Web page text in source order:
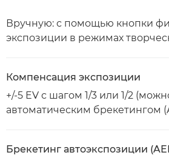
Вручную: с помощью кнопки
экспозиции в режимах
Компенсация экспозиции
+/-5 EV с шагом 1/3 или 1/2
автоматическим брекетингом
Брекетинг автоэкспозиции